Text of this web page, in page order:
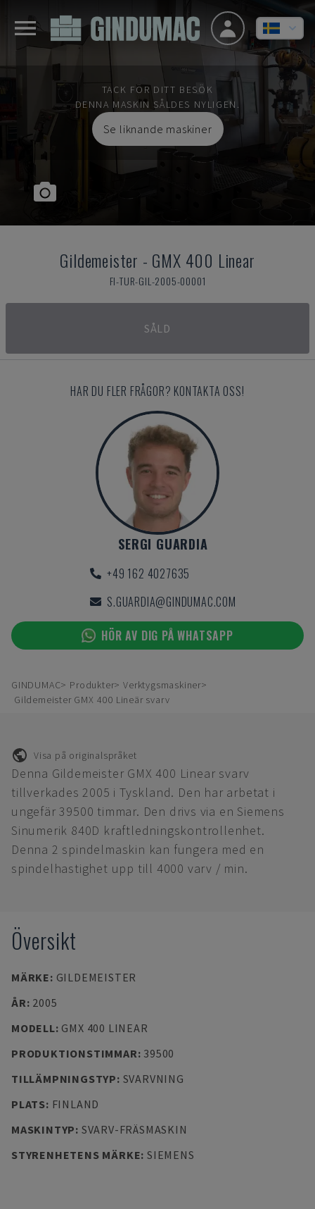
TACK FÖR DITT BESÖK
DENNA MASKIN SÅLDES NYLIGEN.
Se liknande maskiner
Gildemeister - GMX 400 Linear
FI-TUR-GIL-2005-00001
SÅLD
HAR DU FLER FRÅGOR? KONTAKTA OSS!
SERGI GUARDIA
+49 162 4027635
S.GUARDIA@GINDUMAC.COM
HÖR AV DIG PÅ WHATSAPP
GINDUMAC Produkter
Verktygsmaskiner
Gildemeister GMX 400 Lineär svarv
Visa på originalspråket
Denna Gildemeister GMX 400 Linear svarv
tillverkades 2005 i Tyskland. Den har arbetat i
ungefär 39500 timmar. Den drivs via en Siemens
Sinumerik 840D kraftledningskontrollenhet.
Denna 2 spindelmaskin kan fungera med en
spindelhastighet upp till 4000 varv / min.
Översikt
MÄRKE: GILDEMEISTER
ÅR: 2005
MODELL: GMX 400 LINEAR
PRODUKTIONSTIMMAR: 39500
TILLÄMPNINGSTYP: SVARVNING
PLATS: FINLAND
MASKINTYP: SVARV-FRÄSMASKIN
STYRENHETENS MÄRKE: SIEMENS